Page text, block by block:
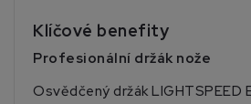
Klíčové benefity
Profesionální držák nože
Osvědčený držák LIGHTSPEED